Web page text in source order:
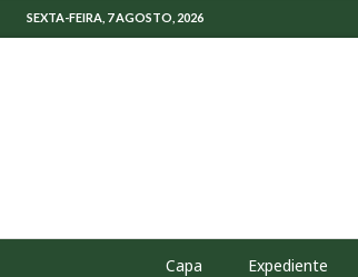
SEXTA-FEIRA, 7 AGOSTO, 2026
Capa Expediente